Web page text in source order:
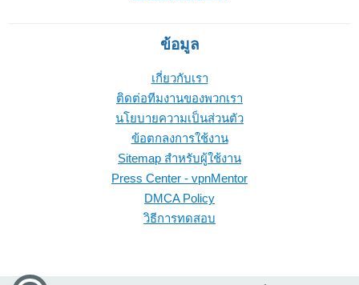
ข้อมูล
เกี่ยวกับเรา
ติดต่อทีมงานของพวกเรา
นโยบายความเป็นส่วนตัว
ข้อตกลงการใช้งาน
Sitemap สำหรับผู้ใช้งาน
Press Center - vpnMentor
DMCA Policy
วิธีการทดสอบ